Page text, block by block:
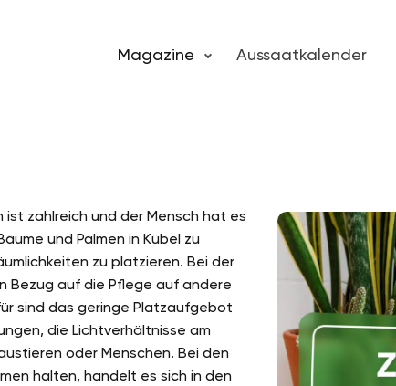
Magazine Aussaatkalender
zahlreich und der Mensch hat es
und Palmen in Kübel zu
zu platzieren. Bei der
Bezug auf die Pflege auf andere
sind das geringe Platzaufgebot
die Lichtverhältnisse am
oder Menschen. Bei den
halten, handelt es sich in den